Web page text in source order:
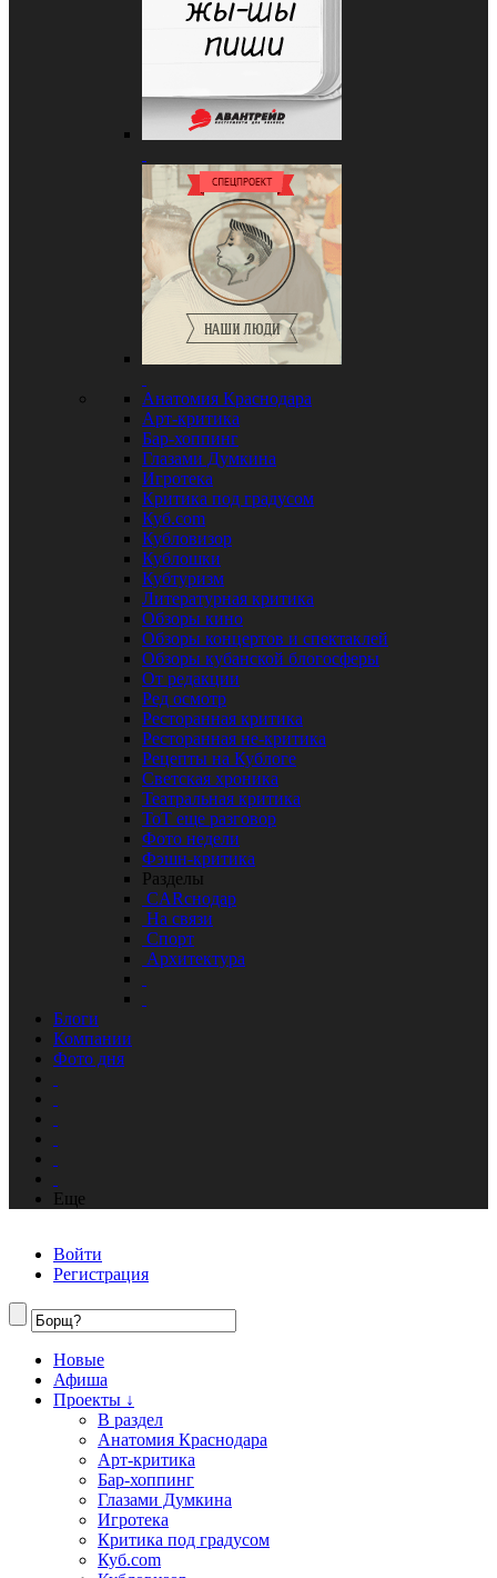
Анатомия Краснодара
Арт-критика
Бар-хоппинг
Глазами Думкина
Игротека
Критика под градусом
Куб.com
Кубловизор
Кублошки
Кубтуризм
Литературная критика
Обзоры кино
Обзоры концертов и спектаклей
Обзоры кубанской блогосферы
От редакции
Ред осмотр
Ресторанная критика
Ресторанная не-критика
Рецепты на Кублоге
Светская хроника
Театральная критика
ТоТ еще разговор
Фото недели
Фэшн-критика
Разделы
CARснодар
На связи
Спорт
Архитектура
Блоги
Компании
Фото дня
Еще
Войти
Регистрация
Новые
Афиша
Проекты ↓
В раздел
Анатомия Краснодара
Арт-критика
Бар-хоппинг
Глазами Думкина
Игротека
Критика под градусом
Куб.com